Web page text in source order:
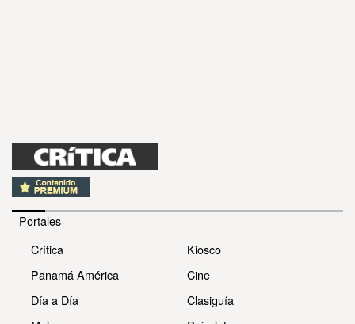
- Portales -
Crítica
Panamá América
Día a Día
Kiosco
Cine
Clasiguía